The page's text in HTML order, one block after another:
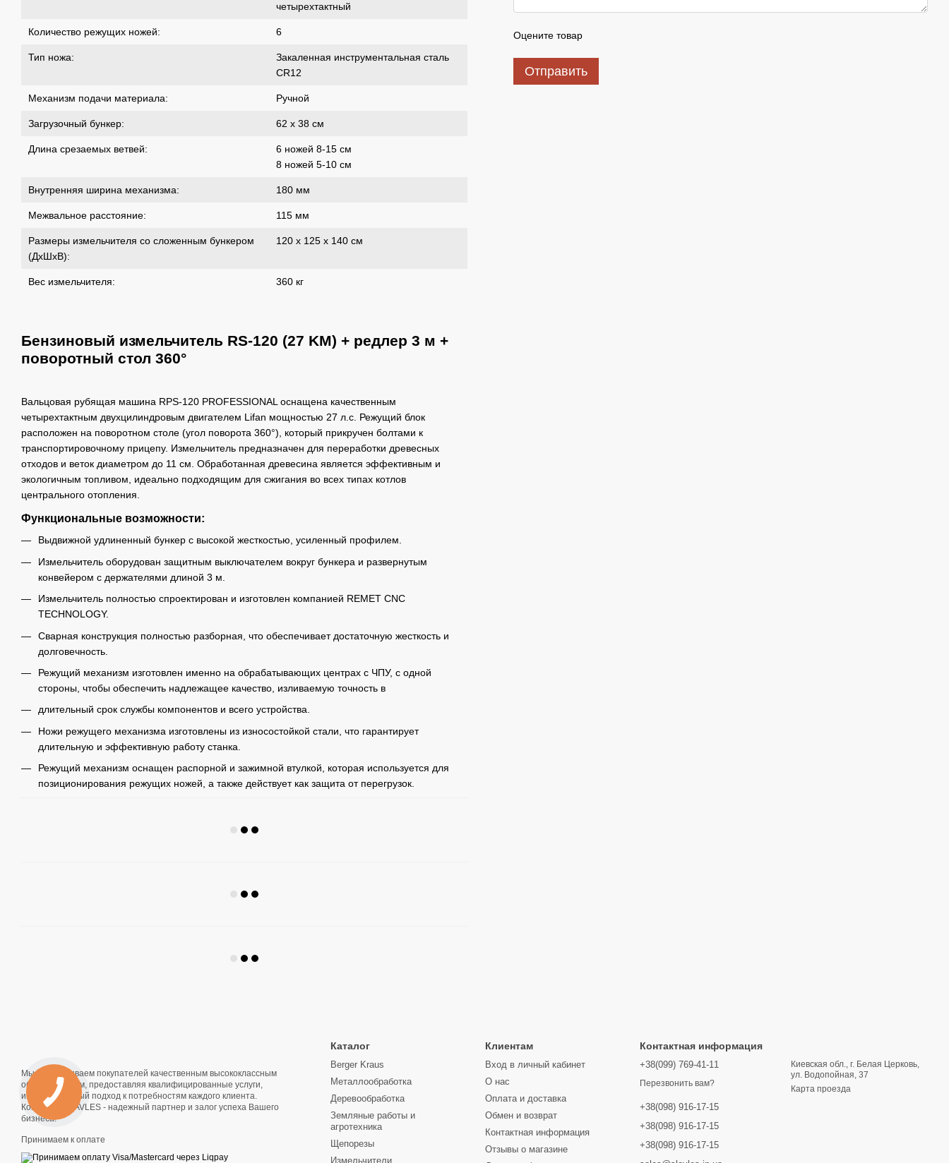
четырехтактный
Количество режущих ножей: 6
Тип ножа:
Закаленная инструментальная сталь
CR12
Механизм подачи материала: Ручной
Загрузочный бункер: 62 х 38 см
Длина срезаемых ветвей:
6 ножей 8-15 см
8 ножей 5-10 см
Внутренняя ширина механизма: 180 мм
Межвальное расстояние: 115 мм
Размеры измельчителя со сложенным бункером
(ДхШхВ):
120 х 125 х 140 см
Вес измельчителя: 360 кг
Бензиновый измельчитель RS-120 (27 KM) + редлер 3 м +
поворотный стол 360°
Вальцовая рубящая машина RPS-120 PROFESSIONAL оснащена качественным
четырехтактным двухцилиндровым двигателем Lifan мощностью 27 л.с. Режущий блок
расположен на поворотном столе (угол поворота 360°), который прикручен болтами к
транспортировочному прицепу. Измельчитель предназначен для переработки древесных
отходов и веток диаметром до 11 см. Обработанная древесина является эффективным и
экологичным топливом, идеально подходящим для сжигания во всех типах котлов
центрального отопления.
Функциональные возможности:
Выдвижной удлиненный бункер с высокой жесткостью, усиленный профилем.
Измельчитель оборудован защитным выключателем вокруг бункера и развернутым
конвейером с держателями длиной 3 м.
Измельчитель полностью спроектирован и изготовлен компанией REMET CNC
TECHNOLOGY.
Сварная конструкция полностью разборная, что обеспечивает достаточную жесткость и
долговечность.
Режущий механизм изготовлен именно на обрабатывающих центрах с ЧПУ, с одной
стороны, чтобы обеспечить надлежащее качество, изливаемую точность в
длительный срок службы компонентов и всего устройства.
Ножи режущего механизма изготовлены из износостойкой стали, что гарантирует
длительную и эффективную работу станка.
Режущий механизм оснащен распорной и зажимной втулкой, которая используется для
позиционирования режущих ножей, а также действует как защита от перегрузок.
Оцените товар
Отправить
Мы обеспечиваем покупателей качественным высококлассным
оборудованием, предоставляя квалифицированные услуги,
индивидуальный подход к потребностям каждого клиента.
Компания SLAVLES - надежный партнер и залог успеха Вашего
бизнеса!
Принимаем к оплате
Каталог
Berger Kraus
Металлообработка
Деревообработка
Земляные работы и
агротехника
Щепорезы
Измельчители
Клиентам
Вход в личный кабинет
О нас
Оплата и доставка
Обмен и возврат
Контактная информация
Отзывы о магазине
Контактная информация
+38(099) 769-41-11
Перезвонить вам?
+38(098) 916-17-15
+38(098) 916-17-15
+38(098) 916-17-15
Киевская обл., г. Белая Церковь,
ул. Водопойная, 37
Карта проезда